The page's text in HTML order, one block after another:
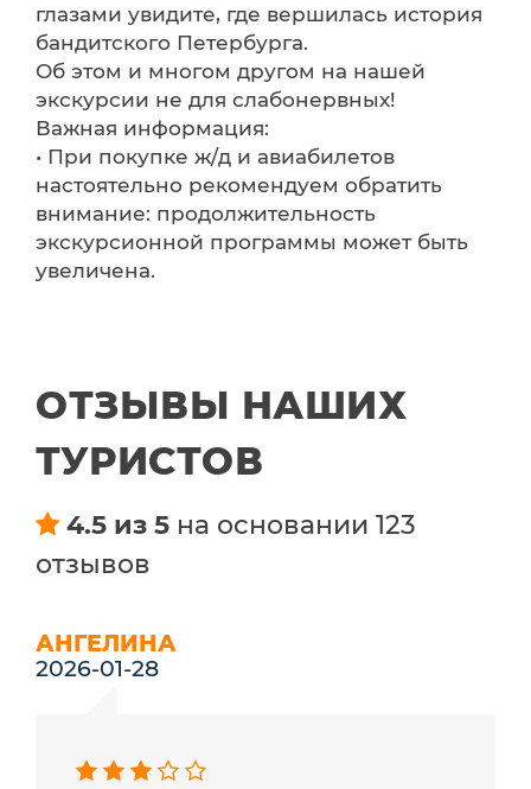
глазами увидите, где вершилась история
бандитского Петербурга.
Об этом и многом другом на нашей
экскурсии не для слабонервных!
Важная информация:
• При покупке ж/д и авиабилетов
настоятельно рекомендуем обратить
внимание: продолжительность
экскурсионной программы может быть
увеличена.
ОТЗЫВЫ НАШИХ
ТУРИСТОВ
4.5 из 5 на основании 123
отзывов
АНГЕЛИНА
2026-01-28